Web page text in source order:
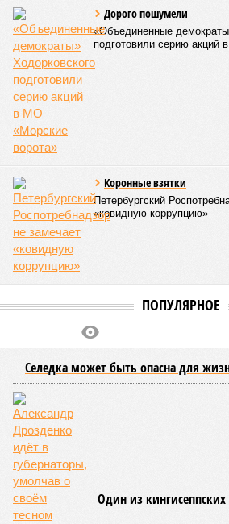
Военнослужащие и их дети были
группу. Ежегодно для них, как и для
льготников, резервируется 10%
специальностям. Неосвоенные места
приоритетного этапа зачисления
конкурс.
В 2025 году условия квоты были
детей военнослужащих, участвующих
в том числе на приграничных
университеты получили возможность
места между льготными категориями.
заявок на целевое обучение
выделенных мест, остаток мог быть
отдельную квоту. Ранее
автоматически переходили в общий
детям.
зачислено 644 человека, в 2024 году
более 2400. В этом году, по
основанным на открытых данных, в 44
данной квоте было зачислено 3383
больше, чем годом ранее.
Лидером по зачислению по отдельной
Политех, где эти студенты заняли
числа бюджетных мест, причем 132
без экзаменов. В СПбГУ по квоте